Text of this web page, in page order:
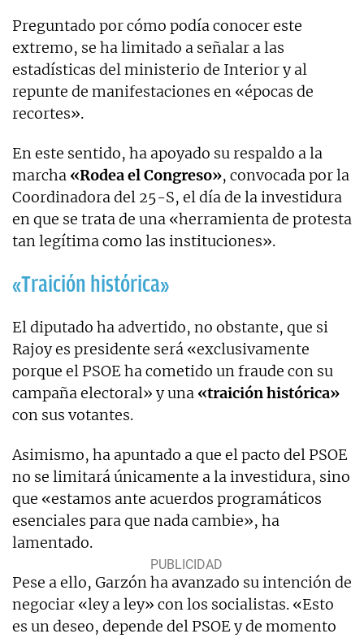
Preguntado por cómo podía conocer este
extremo, se ha limitado a señalar a las
estadísticas del ministerio de Interior y al
repunte de manifestaciones en «épocas de
recortes».
En este sentido, ha apoyado su respaldo a la
marcha «Rodea el Congreso», convocada por la
Coordinadora del 25-S, el día de la investidura
en que se trata de una «herramienta de protesta
tan legítima como las instituciones».
«Traición histórica»
El diputado ha advertido, no obstante, que si
Rajoy es presidente será «exclusivamente
porque el PSOE ha cometido un fraude con su
campaña electoral» y una «traición histórica»
con sus votantes.
Asimismo, ha apuntado a que el pacto del PSOE
no se limitará únicamente a la investidura, sino
que «estamos ante acuerdos programáticos
esenciales para que nada cambie», ha
lamentado.
Pese a ello, Garzón ha avanzado su intención de
negociar «ley a ley» con los socialistas. «Esto
es un deseo, depende del PSOE y de momento